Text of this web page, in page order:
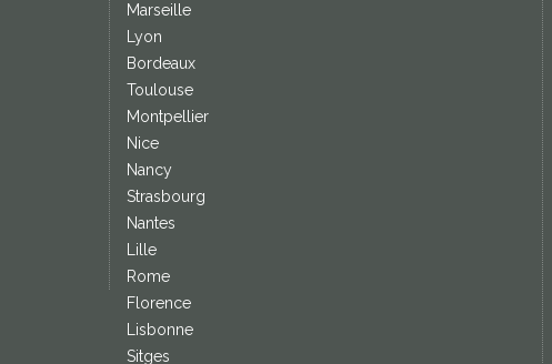
Marseille
Lyon
Bordeaux
Toulouse
Montpellier
Nice
Nancy
Strasbourg
Nantes
Lille
Rome
Florence
Lisbonne
Sitges